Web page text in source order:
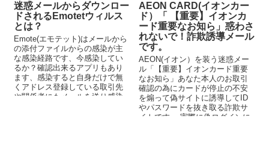
迷惑メールからダウンロー
ドされるEmotetウィルス
とは？
Emote(エモテット)はメールから
の添付ファイルからの感染が主
な感染経路です、今感染してい
るか？確認出来るアプリもあり
ます、感染すると自身だけで無
くアドレス登録している取引先
や関係者にもメールを送り感染
AEON CARD(イオンカー
ド）「 【重要】イオンカ
ード重要なお知ら」惑わさ
れないで！詐欺誘導メール
です。
AEON(イオン）を装う迷惑メー
ル「【重要】イオンカード重要
なお知ら」あなた本人のお取引
確認の為にカードが停止の不安
を煽って偽サイトに誘導してID
やパスワードを抜き取る詐欺サ
イトです。 実際に偽ログインに